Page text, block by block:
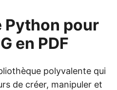
Python pour
en PDF
polyvalente qui
de créer, manipuler et